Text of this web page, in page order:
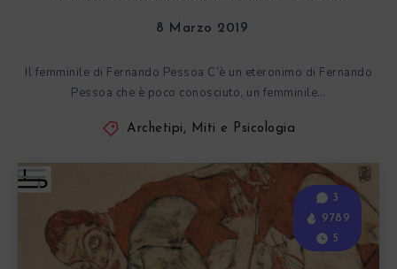
8 Marzo 2019
Il femminile di Fernando Pessoa C’è un eteronimo di Fernando
Pessoa che è poco conosciuto, un femminile…
Archetipi, Miti e Psicologia
3
9789
5